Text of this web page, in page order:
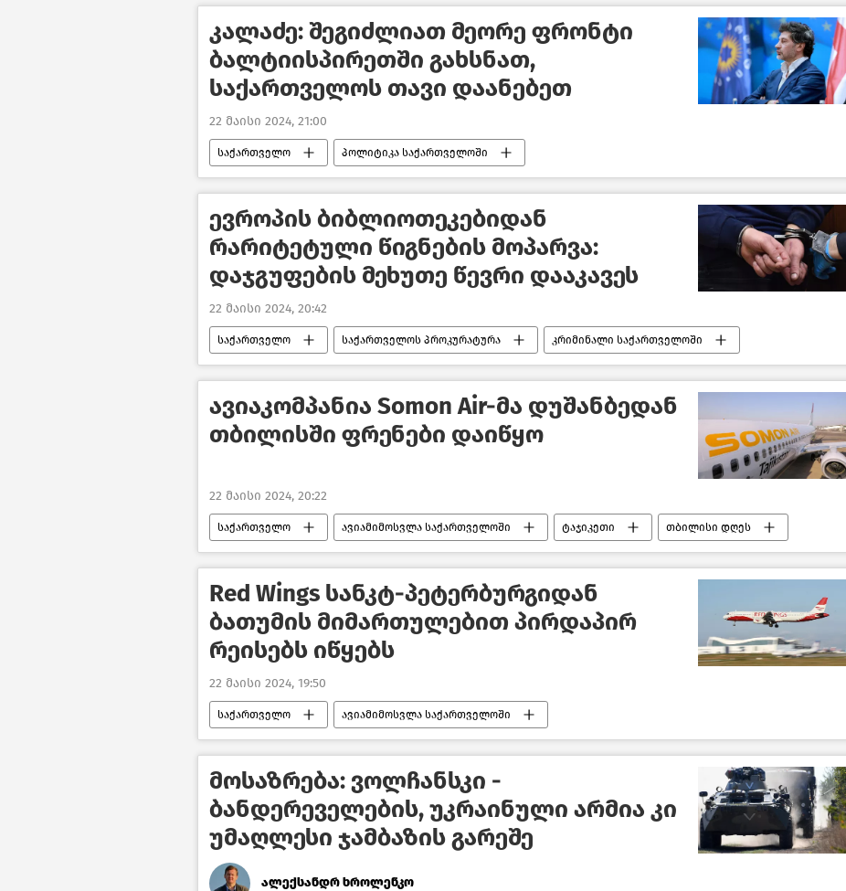
კალაძე: შეგიძლიათ მეორე ფრონტი
ბალტიისპირეთში გახსნათ,
საქართველოს თავი დაანებეთ
22 მაისი 2024, 21:00
საქართველო პოლიტიკა საქართველოში
კანონი უცხოური გავლენის გამჭვირვალობის შესახებ კანონმდებლობა
ქართული ოცნება ახალი ამბები
ევროპის ბიბლიოთეკებიდან
რარიტეტული წიგნების მოპარვა:
დაჯგუფების მეხუთე წევრი დააკავეს
22 მაისი 2024, 20:42
საქართველო საქართველოს პროკურატურა კრიმინალი საქართველოში
ახალი ამბები
ავიაკომპანია Somon Air-მა დუშანბედან
თბილისში ფრენები დაიწყო
22 მაისი 2024, 20:22
საქართველო ავიამიმოსვლა საქართველოში ტაჯიკეთი თბილისი დღეს
საქართველოს ეკონომიკა ახალი ამბები
Red Wings სანკტ-პეტერბურგიდან
ბათუმის მიმართულებით პირდაპირ
რეისებს იწყებს
22 მაისი 2024, 19:50
საქართველო ავიამიმოსვლა საქართველოში
ავიამიმოსვლა საქართველო-რუსეთს შორის საქართველოს ეკონომიკა
ქართულ–რუსული ურთიერთობები
მოსაზრება: ვოლჩანსკი -
ბანდერეველების, უკრაინული არმია კი
უმაღლესი ჯამბაზის გარეშე
ალექსანდრ ხროლენკო